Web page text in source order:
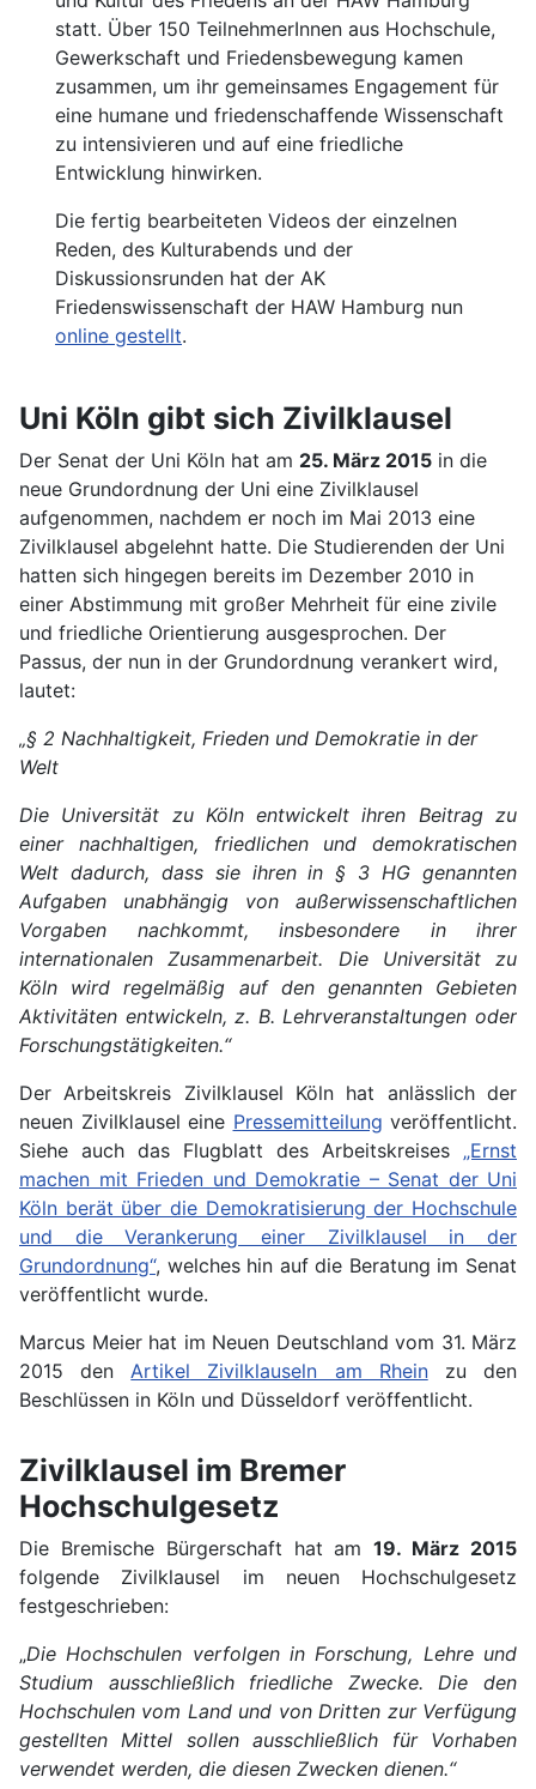
statt. Über 150 TeilnehmerInnen aus Hochschule,
Gewerkschaft und Friedensbewegung kamen
zusammen, um ihr gemeinsames Engagement für
eine humane und friedenschaffende Wissenschaft
zu intensivieren und auf eine friedliche
Entwicklung hinwirken.
Die fertig bearbeiteten Videos der einzelnen
Reden, des Kulturabends und der
Diskussionsrunden hat der AK
Friedenswissenschaft der HAW Hamburg nun
online gestellt.
Uni Köln gibt sich Zivilklausel
Der Senat der Uni Köln hat am 25. März 2015 in die
neue Grundordnung der Uni eine Zivilklausel
aufgenommen, nachdem er noch im Mai 2013 eine
Zivilklausel abgelehnt hatte. Die Studierenden der Uni
hatten sich hingegen bereits im Dezember 2010 in
einer Abstimmung mit großer Mehrheit für eine zivile
und friedliche Orientierung ausgesprochen. Der
Passus, der nun in der Grundordnung verankert wird,
lautet:
„§ 2 Nachhaltigkeit, Frieden und Demokratie in der
Welt
Die Universität zu Köln entwickelt ihren Beitrag zu
einer nachhaltigen, friedlichen und demokratischen
Welt dadurch, dass sie ihren in § 3 HG genannten
Aufgaben unabhängig von außerwissenschaftlichen
Vorgaben nachkommt, insbesondere in ihrer
internationalen Zusammenarbeit. Die Universität zu
Köln wird regelmäßig auf den genannten Gebieten
Aktivitäten entwickeln, z. B. Lehrveranstaltungen oder
Forschungstätigkeiten.“
Der Arbeitskreis Zivilklausel Köln hat anlässlich der
neuen Zivilklausel eine Pressemitteilung veröffentlicht.
Siehe auch das Flugblatt des Arbeitskreises „Ernst
machen mit Frieden und Demokratie – Senat der Uni
Köln berät über die Demokratisierung der Hochschule
und die Verankerung einer Zivilklausel in der
Grundordnung“, welches hin auf die Beratung im Senat
veröffentlicht wurde.
Marcus Meier hat im Neuen Deutschland vom 31. März
2015 den Artikel Zivilklauseln am Rheinzu den
Beschlüssen in Köln und Düsseldorf veröffentlicht.
Zivilklausel im Bremer
Hochschulgesetz
Die Bremische Bürgerschaft hat am19. März 2015
folgende Zivilklausel im neuen Hochschulgesetz
festgeschrieben:
„Die Hochschulen verfolgen in Forschung, Lehre und
Studium ausschließlich friedliche Zwecke. Die den
Hochschulen vom Land und von Dritten zur Verfügung
gestellten Mittel sollen ausschließlich für Vorhaben
verwendet werden, die diesen Zwecken dienen.“